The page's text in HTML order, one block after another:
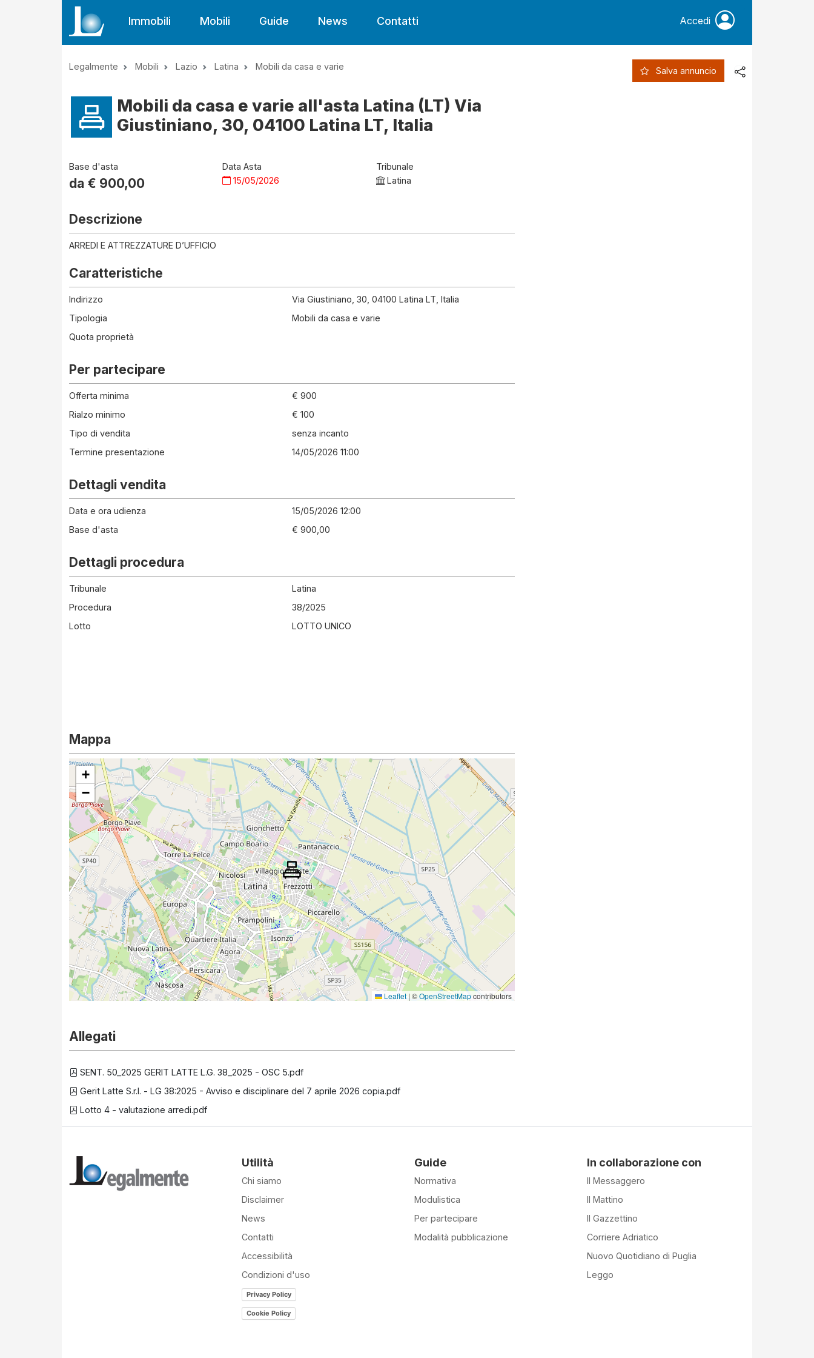
Immobili Mobili Guide News Contatti Accedi
Legalmente Mobili Lazio Latina Mobili da casa e varie Salva annuncio
Mobili da casa e varie all'asta Latina (LT) Via
Giustiniano, 30, 04100 Latina LT, Italia
Base d'asta
da € 900,00
Data Asta
15/05/2026
Tribunale
Latina
Descrizione
ARREDI E ATTREZZATURE D’UFFICIO
Caratteristiche
Indirizzo
Via Giustiniano, 30, 04100 Latina LT, Italia
Tipologia
Mobili da casa e varie
Quota proprietà
Per partecipare
Offerta minima
€ 900
Rialzo minimo
€ 100
Tipo di vendita
senza incanto
Termine presentazione
14/05/2026 11:00
Dettagli vendita
Data e ora udienza
15/05/2026 12:00
Base d'asta
€ 900,00
Dettagli procedura
Tribunale
Latina
Procedura
38/2025
Lotto
LOTTO UNICO
Mappa
+
−
Leaflet | ©OpenStreetMapcontributors
Allegati
SENT. 50_2025 GERIT LATTE L.G. 38_2025 - OSC 5.pdf
Gerit Latte S.r.l. - LG 38:2025 - Avviso e disciplinare del 7 aprile 2026 copia.pdf
Lotto 4 - valutazione arredi.pdf
Utilità
Chi siamo
Disclaimer
News
Contatti
Accessibilità
Condizioni d'uso
Privacy Policy
Cookie Policy
Guide
Normativa
Modulistica
Per partecipare
Modalità pubblicazione
In collaborazione con
Il Messaggero
Il Mattino
Il Gazzettino
Corriere Adriatico
Nuovo Quotidiano di Puglia
Leggo